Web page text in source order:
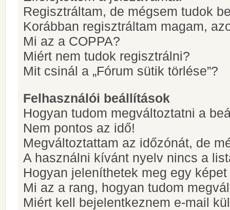
Regisztráltam, de mégsem tudok
Korábban regisztráltam magam,
Mi az a COPPA?
Miért nem tudok regisztrálni?
Mit csinál a „Fórum sütik törlése”?
Felhasználói beállítások
Hogyan tudom megváltoztatni a
Nem pontos az idő!
Megváltoztattam az időzónát, de
A használni kívánt nyelv nincs a
Hogyan jeleníthetek meg egy
Mi az a rang, hogyan tudom
Miért kell bejelentkeznem e-mail